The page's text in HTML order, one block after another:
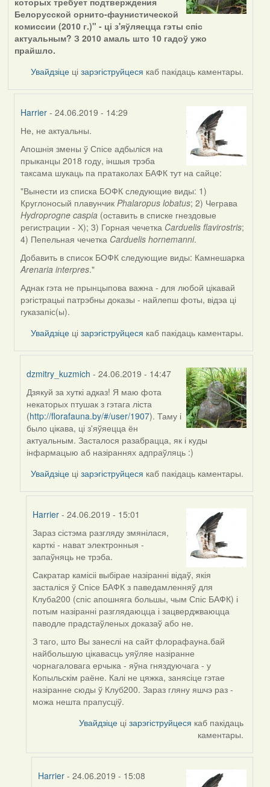
Белорусской орнито-фаунистической
комиссии (2010 г.)" - ці з'яўляецца гэты спіс
актуальным? З 2010 амаль што 10 гадоў ужо
прайшло.
Увайдзіце цізарэгіструйцеся каб пакідаць каментары.
Harrier - 24.06.2019 - 14:29
In
reply
to
by
Не, не актуальны.
Апошнія змены ў Спісе адбыліся на
прыканцы 2018 году, іншыя трэба
таксама шукаць па пратаколах БАФК тут на сайце:
"Вынести из списка БОФК следующие виды: 1)
Круглоносый плавунчикPhalaropus lobatus; 2) Чеграва
Hydroprogne caspia (оставить в списке гнездовые
регистрации - Х); 3) Горная чечетка Carduelis flavirostris;
4) Пепельная чечетка Carduelis hornemanni.
Добавить в список БОФК следующие виды: Камнешарка
Arenaria interpres."
Аднак гэта не прынцыпова важна - для любой цікавай
рэгістрацыі патрэбны доказы - найлепш фоты, відэа ці
гуказапіс(ы).
Увайдзіце цізарэгіструйцеся каб пакідаць каментары.
dzmitry_kuzmich - 24.06.2019 - 14:47
In
reply
to
by
Harrier
Дзякуй за хуткі адказ! Я маю фота
некаторых птушак з гэтага ліста
(http://florafauna.by/#/user/1907). Таму і
было цікава, ці з'яўяецца ён
актуальным. Засталося разабрацца, як і куды
інфармацыю аб назіраннях адпраўляць :)
Увайдзіце цізарэгіструйцеся каб пакідаць каментары.
Harrier- 24.06.2019 - 15:01
In
reply
to
by
dzmitry_kuzmich
Зараз сістэма разгляду змянілася,
карткі - нават электронныя -
запаўняць не трэба.
Сакратар камісіі выбірае назіранні відаў, якія
засталіся ў Спісе БАФК з паведамленняў для
Клуба200 (спіс апошняга большы, чым Спіс БАФК) і
потым назіранні разглядаюцца і зацверджваюцца
паводле прадстаўленых доказаў або не.
З таго, што Вы занеслі на сайт флорафауна.бай
найбольшую цікавасць уяўляе назіранне
чорнагаловага ерчыка - яўна гняздуючага - у
Копыльскім раёне. Калі не цяжка, занясіце гэтае
назіранне сюды ў Клуб200. Зараз гляну яшчэ раз -
можа нешта прапусціў.
Увайдзіце цізарэгіструйцеся каб пакідаць
каментары.
Harrier - 24.06.2019 - 15:08